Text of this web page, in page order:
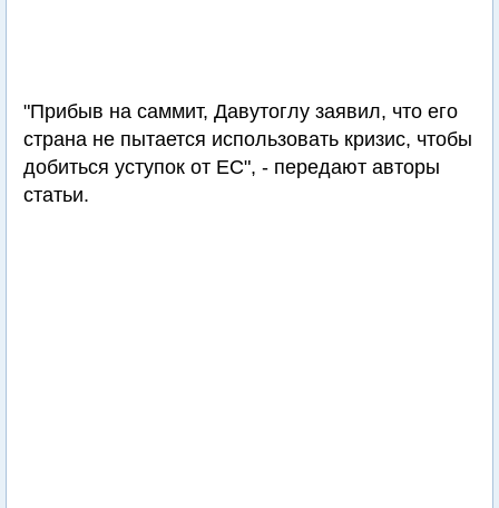
"Прибыв на саммит, Давутоглу заявил, что его
страна не пытается использовать кризис, чтобы
добиться уступок от ЕС", - передают авторы
статьи.